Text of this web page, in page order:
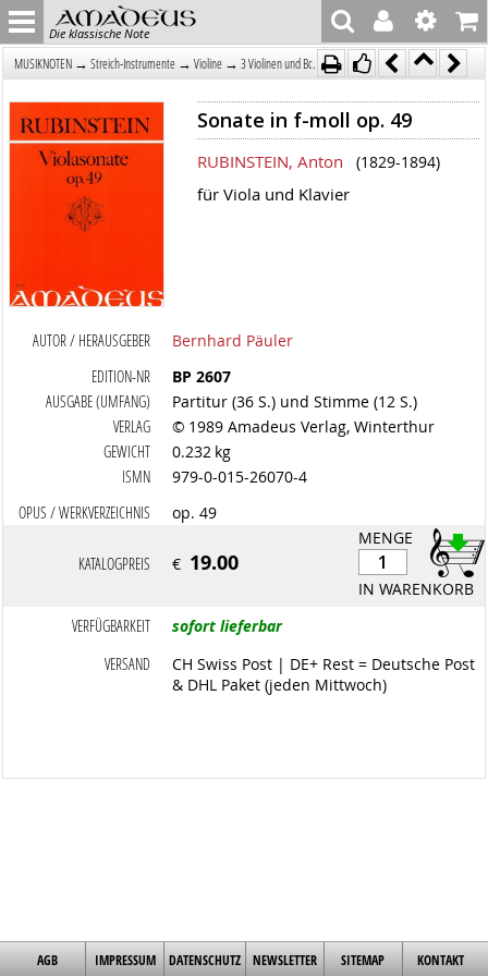
Die klassische Note
MUSIKNOTEN → Streich-Instrumente → Violine → 3 Violinen und Bc.
Sonate in f-moll op. 49
RUBINSTEIN, Anton (1829-1894)
für Viola und Klavier
AUTOR / HERAUSGEBER
Bernhard Päuler
EDITION-NR
BP 2607
AUSGABE (UMFANG)
Partitur (36 S.) und Stimme (12 S.)
VERLAG
© 1989 Amadeus Verlag, Winterthur
GEWICHT
0.232 kg
ISMN
979-0-015-26070-4
OPUS / WERKVERZEICHNIS
op. 49
MENGE
IN WARENKORB
KATALOGPREIS € 19.00
VERFÜGBARKEIT
sofort lieferbar
VERSAND
CH Swiss Post | DE+ Rest = Deutsche Post
& DHL Paket (jeden Mittwoch)
AGB IMPRESSUM DATENSCHUTZ NEWSLETTER SITEMAP KONTAKT